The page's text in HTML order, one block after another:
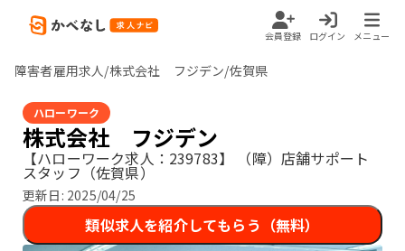
会員登録 ログイン メニュー
障害者雇用求人/株式会社 フジデン/佐賀県
ハローワーク
株式会社 フジデン
【ハローワーク求人：239783】 （障）店舗サポート
スタッフ（佐賀県）
更新日: 2025/04/25
類似求人を紹介してもらう（無料）